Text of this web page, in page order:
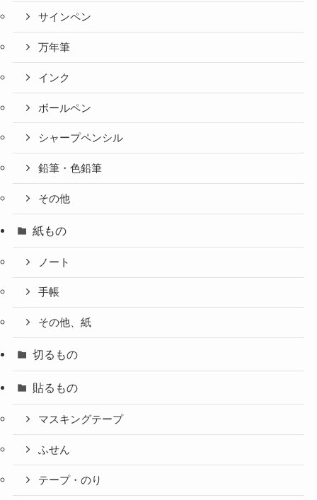
サインペン
万年筆
インク
ボールペン
シャープペンシル
鉛筆・色鉛筆
その他
紙もの
ノート
手帳
その他、紙
切るもの
貼るもの
マスキングテープ
ふせん
テープ・のり